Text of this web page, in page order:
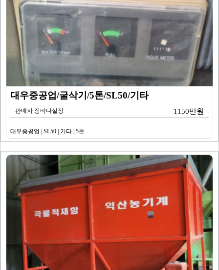
대우중공업/굴삭기/5톤/SL50/기타
판매자 장비다실장 1150만원
대우중공업 | SL50 | 기타 | 5톤